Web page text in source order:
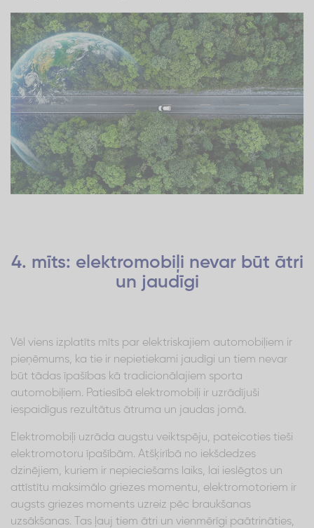
4. mīts: elektromobiļi nevar būt ātri
un jaudīgi
Vēl viens izplatīts mīts par elektriskajiem automobiļiem ir
pieņēmums, ka tie ir nepietiekami jaudīgi un tiem nevar
būt tādas īpašības kā tradicionālajiem sporta
automobiļiem. Patiesībā elektromobiļi ir uzrādījuši
iespaidīgus rezultātus ātruma un jaudas jomā.
Elektromobiļi uzrāda augstu veiktspēju, pateicoties tieši
elektromotoru īpašībām. Atšķirībā no iekšdedzes
dzinējiem, kuriem ir nepieciešams laiks, lai ieslēgtos un
attīstītu maksimālo griezes momentu, elektromotoriem ir
augsts griezes moments uzreiz pēc braukšanas
uzsākšanas. Tas ļauj tiem ātri un vienmērīgi paātrināties,